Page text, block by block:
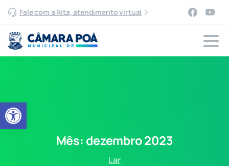
Abrir a barra de ferramentas
Fale com a Rita, atendimento virtual
Mês: dezembro2023
Lar